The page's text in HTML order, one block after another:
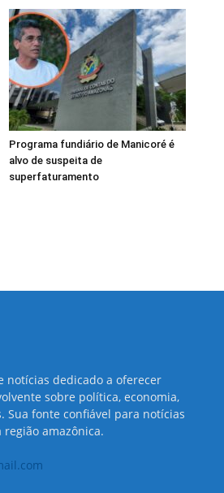
Programa fundiário de Manicoré é
alvo de suspeita de
superfaturamento
notícias dedicado a oferecer
sobre política, economia,
fonte confiável para notícias
amazônica.